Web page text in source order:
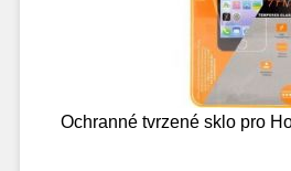
Ochranné tvrzené sklo pro